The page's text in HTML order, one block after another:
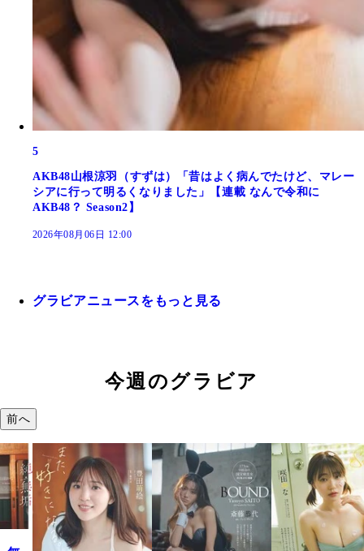
5
AKB48山根涼羽（すずは）「昔はよく病んでたけど、マレー
シアに行って明るくなりました」【連載 なんで令和に
AKB48？ Season2】
2026年08月06日 12:00
グラビアニュースをもっと見る
今週のグラビア
前へ